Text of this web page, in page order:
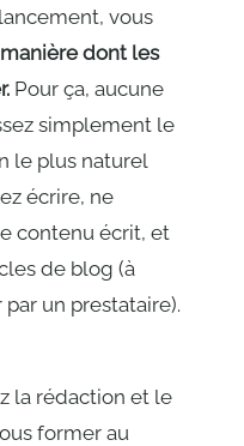
vous
dont les
Pour ça, aucune
simplement le
le plus naturel
écrire, ne
contenu écrit, et
de blog (à
un prestataire).
la rédaction et le
former au